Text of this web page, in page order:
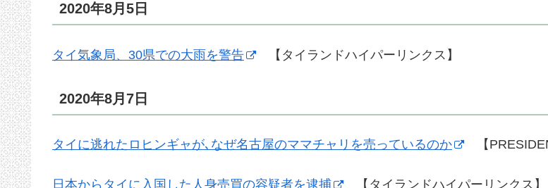
2020年8月5日
タイ気象局、30県での大雨を警告 【タイランドハイパーリンクス】
2020年8月7日
タイに逃れたロヒンギャが､なぜ名古屋のママチャリを売っているのか 【
日本からタイに入国した人身売買の容疑者を逮捕 【タイランドハイパーリンクス】